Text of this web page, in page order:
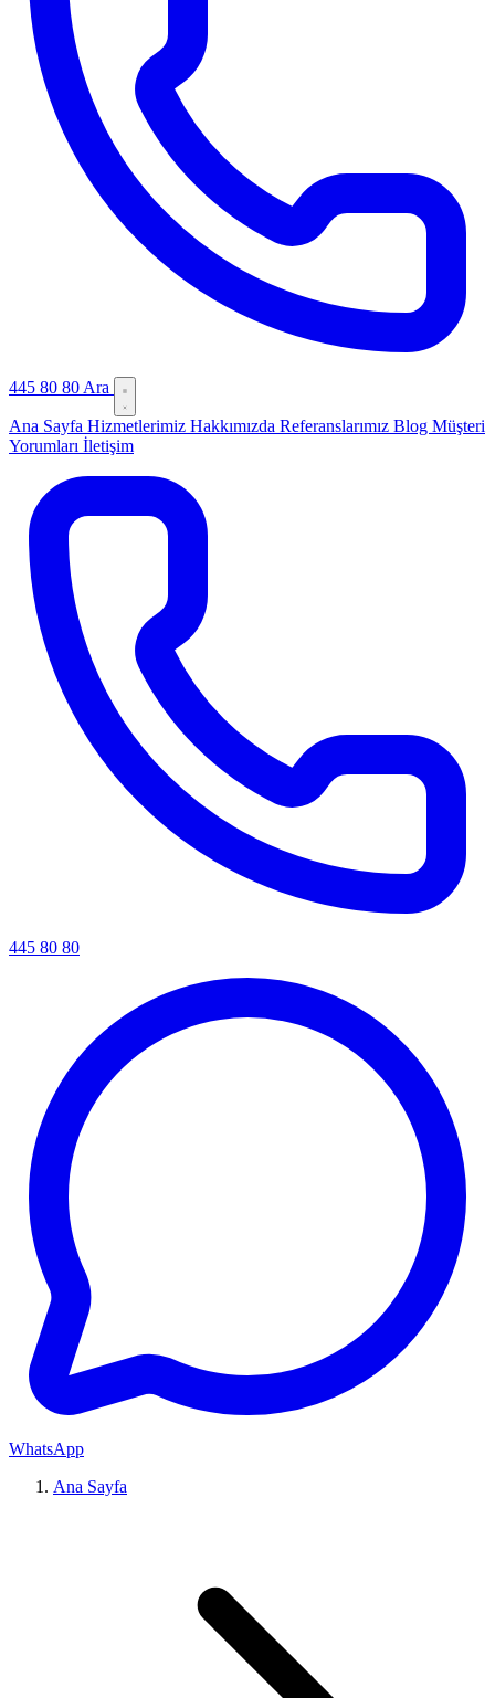
445 80 80 Ara
Ana Sayfa Hizmetlerimiz Hakkımızda Referanslarımız Blog Müşteri
Yorumları İletişim
445 80 80
WhatsApp
Ana Sayfa